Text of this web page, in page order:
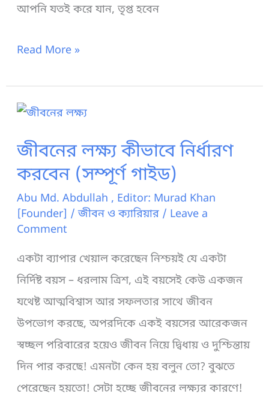
আপনি যতই করে যান, তৃপ্ত হবেন
সেরা
নিয়ে
উক্তি
ও
সেসবের
ব্যাখ্যা
Read More »
জীবনের লক্ষ্য কীভাবে নির্ধারণ
করবেন (সম্পূর্ণ গাইড)
Abu Md. Abdullah , Editor: Murad Khan
[Founder] /জীবন ও ক্যারিয়ার/ Leave a
Comment
একটা ব্যাপার খেয়াল করেছেন নিশ্চয়ই যে একটা
নির্দিষ্ট বয়স – ধরলাম ত্রিশ, এই বয়সেই কেউ একজন
যথেষ্ট আত্মবিশ্বাস আর সফলতার সাথে জীবন
উপভোগ করছে, অপরদিকে একই বয়সের আরেকজন
স্বচ্ছল পরিবারের হয়েও জীবন নিয়ে দ্বিধায় ও দুশ্চিন্তায়
দিন পার করছে! এমনটা কেন হয় বলুন তো? বুঝতে
পেরেছেন হয়তো! সেটা হচ্ছে জীবনের লক্ষ্যর কারণে!